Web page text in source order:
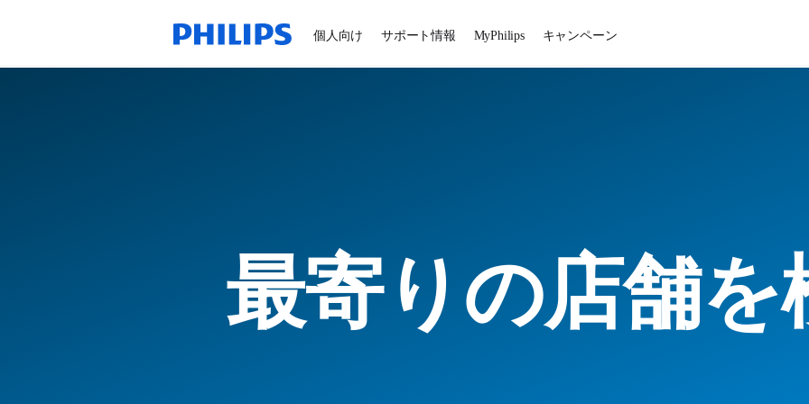
個人向け サポート情報 MyPhilips キャンペーン
最寄りの店舗を